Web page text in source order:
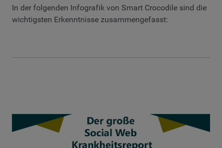
In der folgenden Infografik von Smart Crocodile sind die
wichtigsten Erkenntnisse zusammengefasst: